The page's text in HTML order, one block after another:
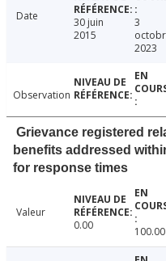
Date
30 juin
2015
3
2023
Observation
Grievance registered
benefits addressed
for response times
Valeur
0.00
100.00